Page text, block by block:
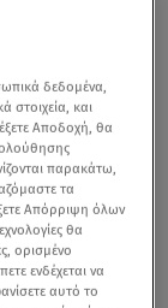
δεδομένα,
στοιχεία, και
Αποδοχή, θα
παρακάτω,
τα
Απόρριψη όλων
θα
ορισμένο
ενδέχεται να
αυτό το